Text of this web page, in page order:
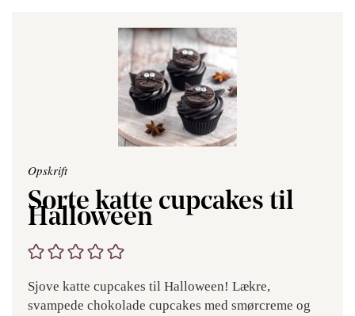
Opskrift
Sorte katte cupcakes til
Halloween
Sjove katte cupcakes til Halloween! Lækre,
svampede chokolade cupcakes med smørcreme og